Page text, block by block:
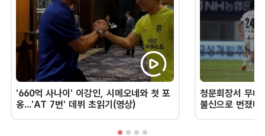
'660억 사나이' 이강인, 시메오네와 첫 포
옹...'AT 7번' 데뷔 초읽기(영상)
청문회장서 무너
불신으로 번졌